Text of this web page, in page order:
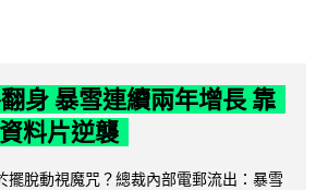
身 暴雪連續兩年增長 靠
料片逆襲
擺脫動視魔咒？總裁內部電郵流出：暴雪